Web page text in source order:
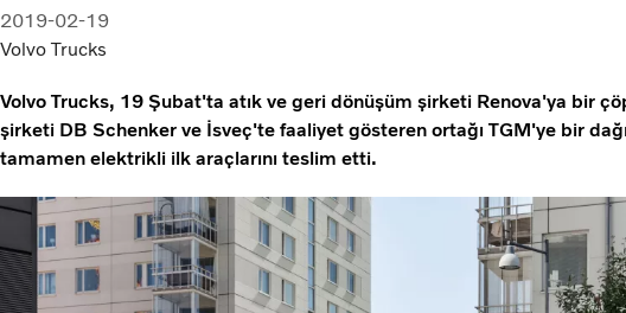
2019-02-19
Volvo Trucks
Volvo Trucks, 19 Şubat'ta atık ve geri dönüşüm şirketi Renova'ya bir
şirketi DB Schenker ve İsveç'te faaliyet gösteren ortağı TGM'ye bir
tamamen elektrikli ilk araçlarını teslim etti.